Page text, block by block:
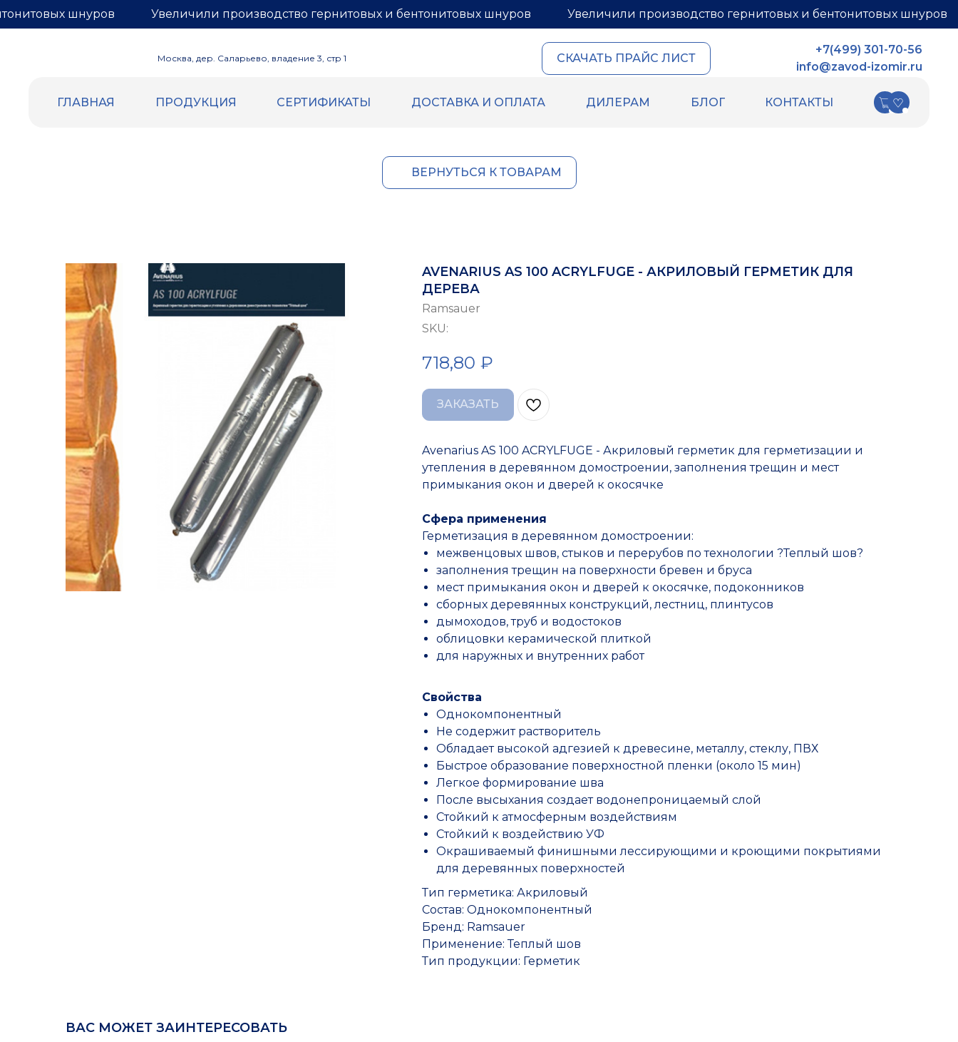
Увеличили производство гернитовых и бентонитовых шнуров
шнуров Увеличили производство гернитовых и бентонитовых шнуров
Москва, дер. Саларьево, владение 3, стр 1 СКАЧАТЬ ПРАЙС ЛИСТ
+7(499) 301-70-56
info@zavod-izomir.ru
ГЛАВНАЯ ПРОДУКЦИЯ СЕРТИФИКАТЫ ДОСТАВКА И ОПЛАТА ДИЛЕРАМ БЛОГ КОНТАКТЫ
ВЕРНУТЬСЯ К ТОВАРАМ
AVENARIUS AS 100 ACRYLFUGE - АКРИЛОВЫЙ ГЕРМЕТИК ДЛЯ
ДЕРЕВА
Ramsauer
SKU:
718,80 ₽
ЗАКАЗАТЬ
Avenarius AS 100 ACRYLFUGE - Акриловый герметик для герметизации и
утепления в деревянном домостроении, заполнения трещин и мест
примыкания окон и дверей к окосячке
Сфера применения
Герметизация в деревянном домостроении:
межвенцовых швов, стыков и перерубов по технологии ?Теплый шов?
заполнения трещин на поверхности бревен и бруса
мест примыкания окон и дверей к окосячке, подоконников
сборных деревянных конструкций, лестниц, плинтусов
дымоходов, труб и водостоков
облицовки керамической плиткой
для наружных и внутренних работ
Свойства
Однокомпонентный
Не содержит растворитель
Обладает высокой адгезией к древесине, металлу, стеклу, ПВХ
Быстрое образование поверхностной пленки (около 15 мин)
Легкое формирование шва
После высыхания создает водонепроницаемый слой
Стойкий к атмосферным воздействиям
Стойкий к воздействию УФ
Окрашиваемый финишными лессирующими и кроющими покрытиями
для деревянных поверхностей
Тип герметика: Акриловый
Состав: Однокомпонентный
Бренд: Ramsauer
Применение: Теплый шов
Тип продукции: Герметик
ВАС МОЖЕТ ЗАИНТЕРЕСОВАТЬ
Отражающая изоляция (Фольга |
Лавсан)
Подложка под теплый пол (Лавсан |
разметка)
Ложементы
Упаковочные материалы
Этафом
Пенолом
Изолон
Мастика для межпанельных швов
Герметик «тёплый шов» для
деревянного дома
Korall
Ленты
Уплотнительный шнур HOT ROD XL